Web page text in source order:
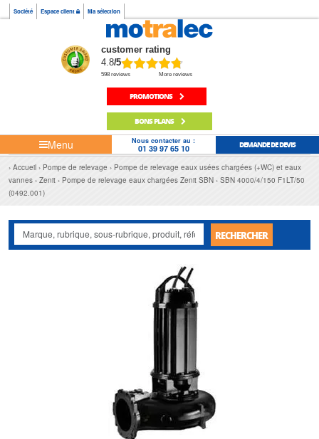
Société Espace client Ma sélection
customer rating
4.8/5
598 reviews More reviews
PROMOTIONS
BONS PLANS
Menu Nous contacter au :
01 39 97 65 10 DEMANDE DE DEVIS
Accueil Pompe de relevage
Pompe de relevage eaux usées chargées (+WC) et eaux
vannes
Zenit Pompe de relevage eaux chargées Zenit SBN
SBN 4000/4/150 F1LT/50
(0492.001)
RECHERCHER